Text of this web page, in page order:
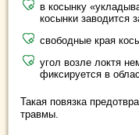
в косынку
косынки заводится
свободные края
угол возле локтя
фиксируется в
Такая повязка
травмы.